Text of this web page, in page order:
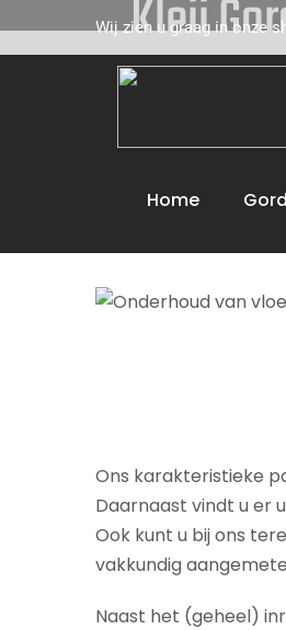
Wij zien u graag in onze
Home
Kleij
Willebrodtoe. Wij
Ons karakteristieke
Daarnaast vindt u er
Ook kunt u bij ons
vakkundig
Naast het (geheel)